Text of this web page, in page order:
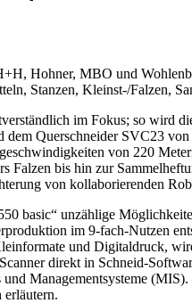
Hohner, MBO und
Stanzen, Kleinst-/Falzen,
im Fokus; so wird
Querschneider SVC23
von 220
Falzen bis hin zur
von kollaborierenden
basic“ unzählige
im 9-fach-Nutzen
und Digitaldruck,
direkt in Schneid-
Managementsysteme
erläutern.